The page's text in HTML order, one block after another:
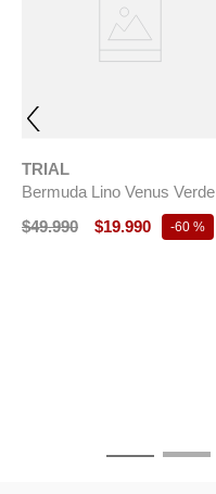
TRIAL
Bermuda Lino Venus Verde
$49.990 $19.990 -60 %